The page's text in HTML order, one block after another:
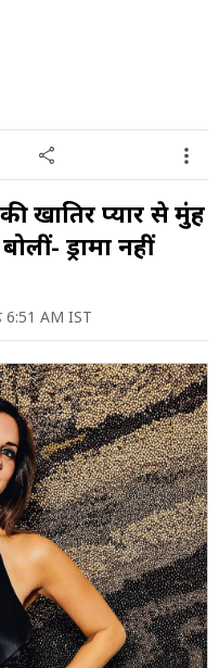
खातिर प्यार से मुंह
ड्रामा नहीं
6:51 AM IST